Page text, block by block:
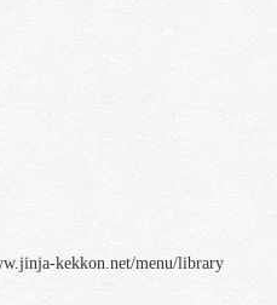
kekkon.net/menu/library